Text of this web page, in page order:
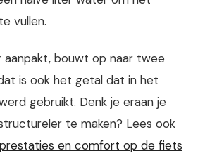
vullen.
aanpakt, bouwt op naar twee
is ook het getal dat in het
gebruikt. Denk je eraan je
te maken? Lees ook
en comfort op de fiets